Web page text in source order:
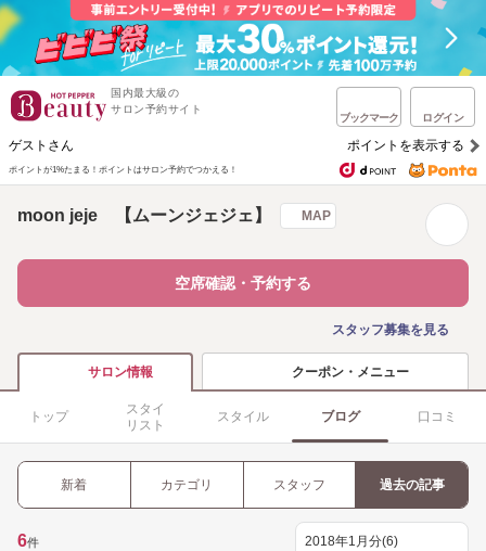
国内最大級の
サロン予約サイト
ブックマーク ログイン
ゲストさん ポイントを表示する
ポイントが1%たまる！ ポイントはサロン予約でつかえる！
moon jeje 【ムーンジェジェ】 MAP
空席確認・予約する
スタッフ募集を見る
サロン情報 クーポン・メニュー
トップ
スタイ
リスト
スタイル ブログ 口コミ
新着 カテゴリ スタッフ 過去の記事
6件